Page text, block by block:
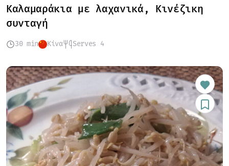
Καλαμαράκια με λαχανικά, Κινέζικη
συνταγή
30 min Κίνα Serves 4